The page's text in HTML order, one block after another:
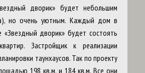
дворик» будет небольшим
но очень уютным. Каждый дом в
«Звездный дворик» будет состоять
Застройщик к реализации
таунхаусов. Так по проекту
198 кв.м. и 184 кв.м. Все они